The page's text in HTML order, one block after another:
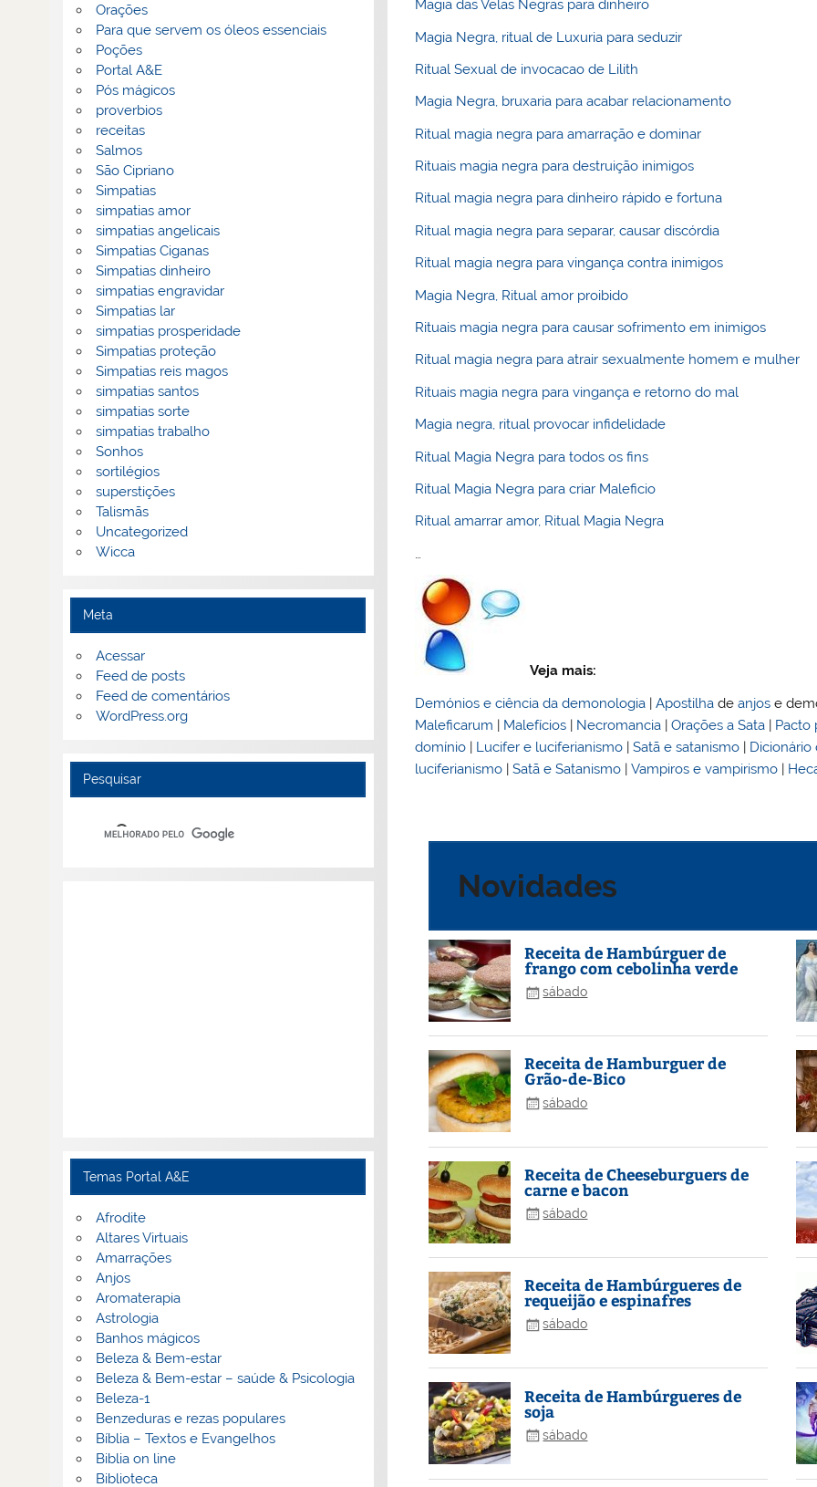
Magia das Velas Negras para dinheiro
Magia Negra, ritual de Luxuria para seduzir
Ritual Sexual de invocacao de Lilith
Magia Negra, bruxaria para acabar relacionamento
Ritual magia negra para amarração e dominar
Rituais magia negra para destruição inimigos
Ritual magia negra para dinheiro rápido e fortuna
Ritual magia negra para separar, causar discórdia
Ritual magia negra para vingança contra inimigos
Magia Negra, Ritual amor proibido
Rituais magia negra para causar sofrimento em inimigos
Ritual magia negra para atrair sexualmente homem e mulher
Rituais magia negra para vingança e retorno do mal
Magia negra, ritual provocar infidelidade
Ritual Magia Negra para todos os fins
Ritual Magia Negra para criar Maleficio
Ritual amarrar amor, Ritual Magia Negra
…
Veja mais:
Demónios e ciência da demonologia |Apostilha deanjos e
Maleficarum | Malefícios | Necromancia |Orações a Sata | Pacto
domínio | Lucifer e luciferianismo |Satã e satanismo |
luciferianismo |Satã e Satanismo |Vampiros e vampirismo |
Novidades
Receita de Hambúrguer de
frango com cebolinha verde
sábado
Receita de Hamburguer de
Grão-de-Bico
sábado
Receita de Cheeseburguers de
carne e bacon
sábado
Receita de Hambúrgueres de
requeijão e espinafres
sábado
Receita de Hambúrgueres de
soja
sábado
Orações
Para que servem os óleos essenciais
Poções
Portal A&E
Pós mágicos
proverbios
receitas
Salmos
São Cipriano
Simpatias
simpatias amor
simpatias angelicais
Simpatias Ciganas
Simpatias dinheiro
simpatias engravidar
Simpatias lar
simpatias prosperidade
Simpatias proteção
Simpatias reis magos
simpatias santos
simpatias sorte
simpatias trabalho
Sonhos
sortilégios
superstições
Talismãs
Uncategorized
Wicca
Meta
Acessar
Feed de posts
Feed de comentários
WordPress.org
Pesquisar
Temas Portal A&E
Afrodite
Altares Virtuais
Amarrações
Anjos
Aromaterapia
Astrologia
Banhos mágicos
Beleza & Bem-estar
Beleza & Bem-estar – saúde & Psicologia
Beleza-1
Benzeduras e rezas populares
Bíblia – Textos e Evangelhos
Biblia on line
Biblioteca